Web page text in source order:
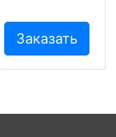
Заказать